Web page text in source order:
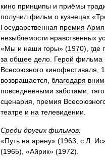
кино принципы и приёмы
получил фильм о кузнецах «
Государственная премия
незыблемости нравственных
«Мы и наши горы» (1970), где
за общее дело Герой фильма
Всесоюзного кинофестиваля
возвращается благодаря
повседневными заботами
сценария
премия
театре и на телевидении
Среди других фильмов:
«Путь на арену» (1963 с Л
(1965), «Айрик» (1972).